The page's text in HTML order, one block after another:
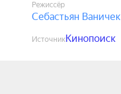
Режиссёр
Себастьян Ваничек
ИсточникКинопоиск